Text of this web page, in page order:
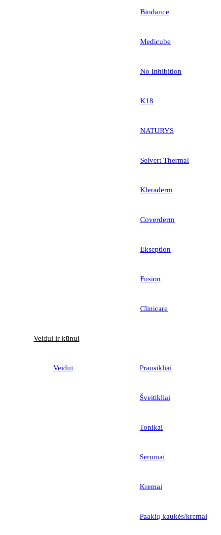
Biodance
Medicube
No Inhibition
K18
NATURYS
Selvert Thermal
Kleraderm
Coverderm
Ekseption
Fusion
Clinicare
Veidui ir kūnui
Veidui Prausikliai
Šveitikliai
Tonikai
Serumai
Kremai
Paakių kaukės/kremai